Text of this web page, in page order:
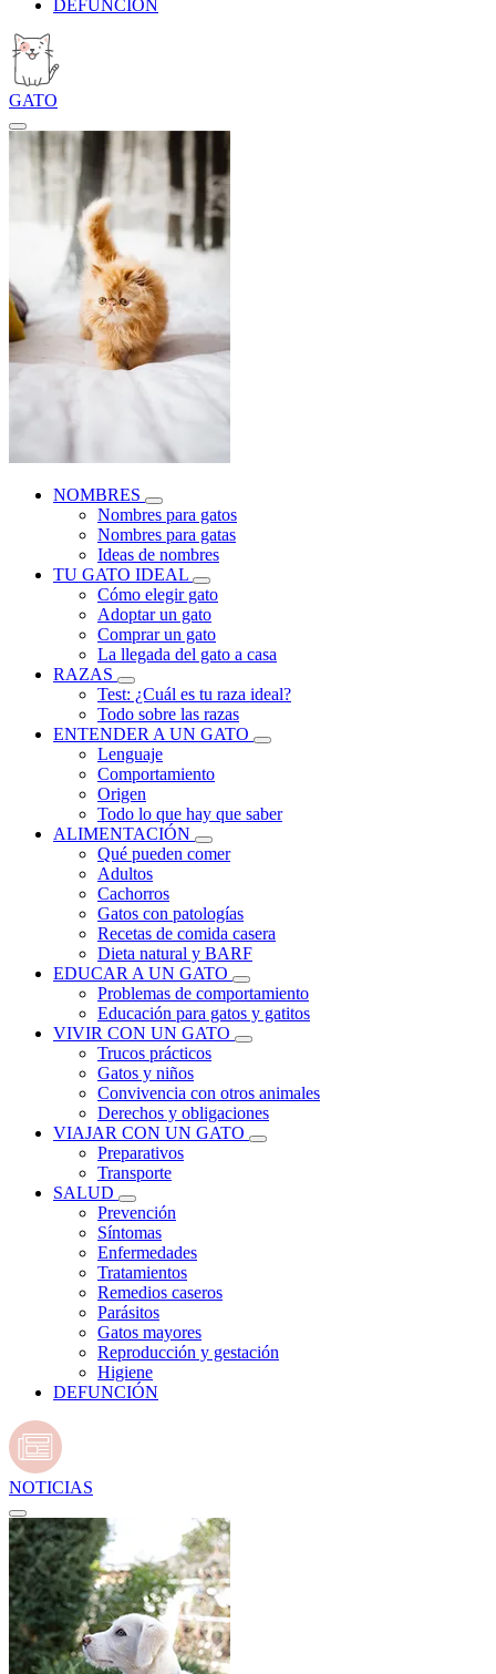
DEFUNCIÓN
GATO
NOMBRES
Nombres para gatos
Nombres para gatas
Ideas de nombres
TU GATO IDEAL
Cómo elegir gato
Adoptar un gato
Comprar un gato
La llegada del gato a casa
RAZAS
Test: ¿Cuál es tu raza ideal?
Todo sobre las razas
ENTENDER A UN GATO
Lenguaje
Comportamiento
Origen
Todo lo que hay que saber
ALIMENTACIÓN
Qué pueden comer
Adultos
Cachorros
Gatos con patologías
Recetas de comida casera
Dieta natural y BARF
EDUCAR A UN GATO
Problemas de comportamiento
Educación para gatos y gatitos
VIVIR CON UN GATO
Trucos prácticos
Gatos y niños
Convivencia con otros animales
Derechos y obligaciones
VIAJAR CON UN GATO
Preparativos
Transporte
SALUD
Prevención
Síntomas
Enfermedades
Tratamientos
Remedios caseros
Parásitos
Gatos mayores
Reproducción y gestación
Higiene
DEFUNCIÓN
NOTICIAS